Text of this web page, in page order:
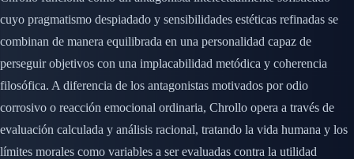
cuyo pragmatismo despiadado y sensibilidades estéticas refinadas se
combinan de manera equilibrada en una personalidad capaz de
perseguir objetivos con una implacabilidad metódica y coherencia
filosófica. A diferencia de los antagonistas motivados por odio
corrosivo o reacción emocional ordinaria, Chrollo opera a través de
evaluación calculada y análisis racional, tratando la vida humana y los
límites morales como variables a ser evaluadas contra la utilidad